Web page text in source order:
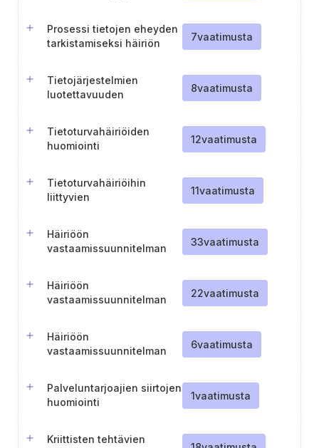
Prosessi tietojen eheyden
tarkistamiseksi häiriön
7vaatimusta
Tietojärjestelmien
luotettavuuden
8vaatimusta
Tietoturvahäiriöiden
huomiointi
12vaatimusta
Tietoturvahäiriöihin
liittyvien
11vaatimusta
Häiriöön
vastaamissuunnitelman
33vaatimusta
Häiriöön
vastaamissuunnitelman
22vaatimusta
Häiriöön
vastaamissuunnitelman
6vaatimusta
Palveluntarjoajien siirtojen
huomiointi
1vaatimusta
Kriittisten tehtävien